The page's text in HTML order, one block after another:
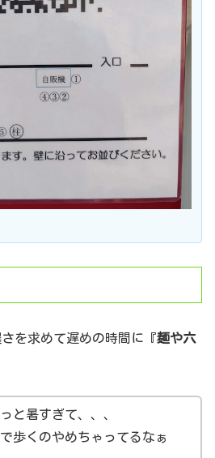
を求めて遅めの時間に『麺や六
と暑すぎて、、、
歩くのやめちゃってるなぁ